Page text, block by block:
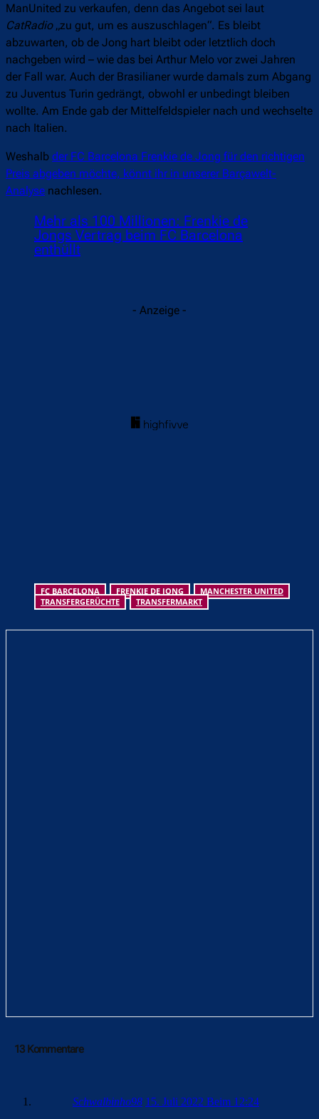
ManUnited zu verkaufen, denn das Angebot sei laut
CatRadio„zu gut, um es auszuschlagen“. Es bleibt
abzuwarten, ob de Jong hart bleibt oder letztlich doch
nachgeben wird – wie das bei Arthur Melo vor zwei Jahren
der Fall war. Auch der Brasilianer wurde damals zum Abgang
zu Juventus Turin gedrängt, obwohl er unbedingt bleiben
wollte. Am Ende gab der Mittelfeldspieler nach und wechselte
nach Italien.
Weshalb der FC Barcelona Frenkie de Jong für den richtigen
Preis abgeben möchte, könnt ihr in unserer Barçawelt-
Analyse nachlesen.
Mehr als 100 Millionen: Frenkie de
Jongs Vertrag beim FC Barcelona
enthüllt
- Anzeige -
FC BARCELONA FRENKIE DE JONG
MANCHESTER UNITED
TRANSFERGERÜCHTE
TRANSFERMARKT
13 Kommentare
Schwalbinho98 15. Juli 2022 Beim 12:24